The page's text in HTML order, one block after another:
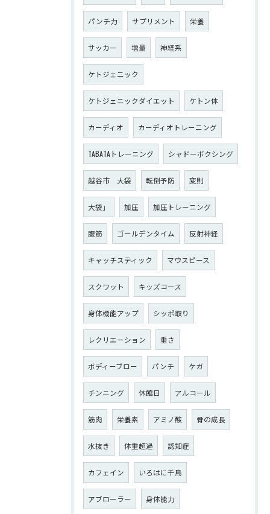
パンチ力 サプリメント 栄養
サッカー 増量 神経系
ケトジェニック
ケトジェニックダイエット ケトン体
カーディオ カーディオトレーニング
TABATAトレーニング シャドーボクシング
越谷市 大袋 転倒予防 変則
大袋」 加圧 加圧トレーニング
腹筋 ゴールデンタイム 反射神経
キャッチスティック マウスピース
スクワット キッズコース
身体機能アップ シッポ取り
レクリエーション 重さ
ボディーブロー パンチ ケガ
チンニング 休館日 アルコール
筋肉 栄養素 アミノ酸 骨の成長
水抜き 体重超過 認知症
カフェイン いろはに千鳥
アブローラー 身体能力